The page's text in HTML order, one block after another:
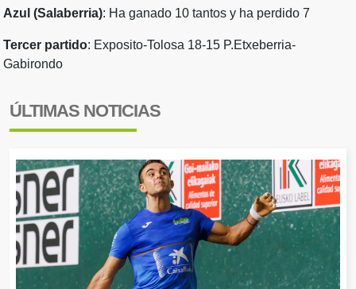
Azul (Salaberria): Ha ganado 10 tantos y ha perdido 7
Tercer partido: Exposito-Tolosa 18-15 P.Etxeberria-
Gabirondo
ÚLTIMAS NOTICIAS